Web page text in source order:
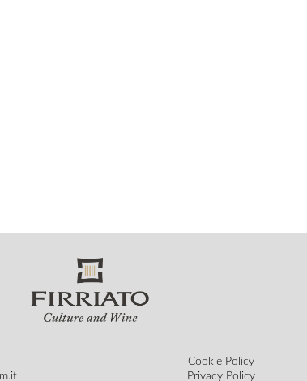
Cookie Policy
Privacy Policy